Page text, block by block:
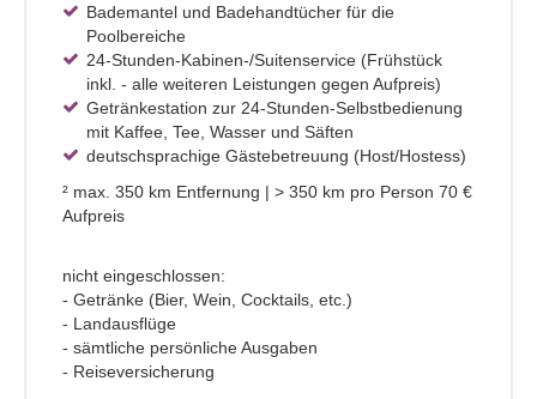
Bademantel und Badehandtücher für die
Poolbereiche
24-Stunden-Kabinen-/Suitenservice (Frühstück
inkl. - alle weiteren Leistungen gegen Aufpreis)
Getränkestation zur 24-Stunden-Selbstbedienung
mit Kaffee, Tee, Wasser und Säften
deutschsprachige Gästebetreuung (Host/Hostess)
² max. 350 km Entfernung | > 350 km pro Person 70 €
Aufpreis
nicht eingeschlossen:
- Getränke (Bier, Wein, Cocktails, etc.)
- Landausflüge
- sämtliche persönliche Ausgaben
- Reiseversicherung